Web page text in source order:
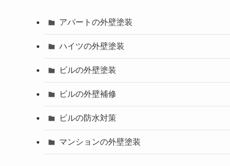
アパートの外壁塗装
ハイツの外壁塗装
ビルの外壁塗装
ビルの外壁補修
ビルの防水対策
マンションの外壁塗装